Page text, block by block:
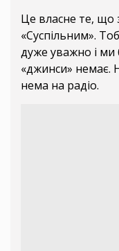
Це власне те, що
«Суспільним».
дуже уважно і ми
«джинси» немає.
нема на радіо.